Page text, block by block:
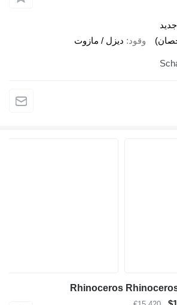
وقود ديزل / مازوت
Rhinoceros